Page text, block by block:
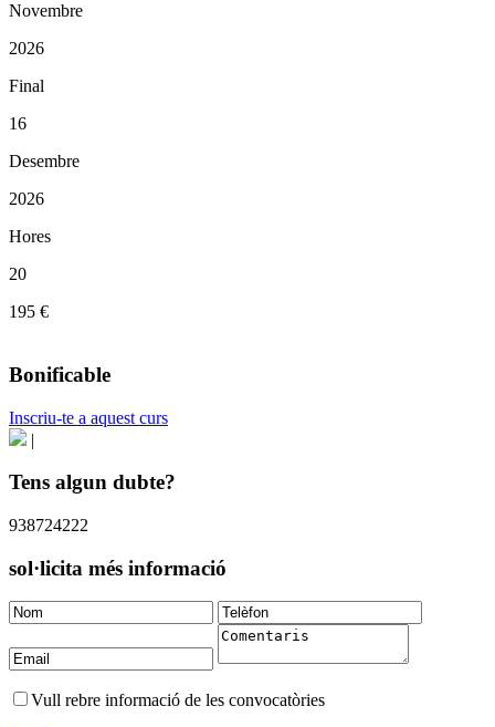
Novembre
2026
Final
16
Desembre
2026
Hores
20
195 €
Bonificable
Inscriu-te a aquest curs
|
Tens algun dubte?
938724222
sol·licita més informació
Vull rebre informació de les convocatòries